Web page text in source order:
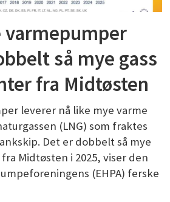
varmepumper
så mye gass
fra Midtøsten
leverer nå like mye varme
(LNG) som fraktes
Det er dobbelt så mye
Midtøsten i 2025, viser den
(EHPA) ferske